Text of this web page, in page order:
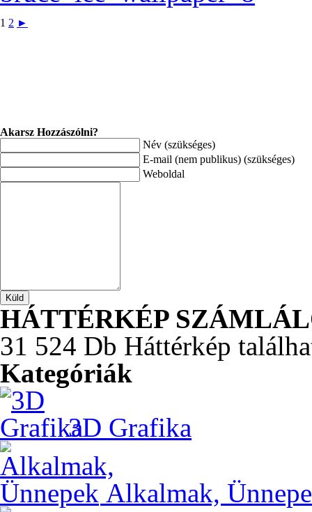
1 2 ►
Akarsz Hozzászólni?
Név (szükséges)
E-mail (nem publikus) (szükséges)
Weboldal
HÁTTÉRKÉP
31 524 Db Háttérkép
Kategóriák
3D Grafika
Alkalmak,